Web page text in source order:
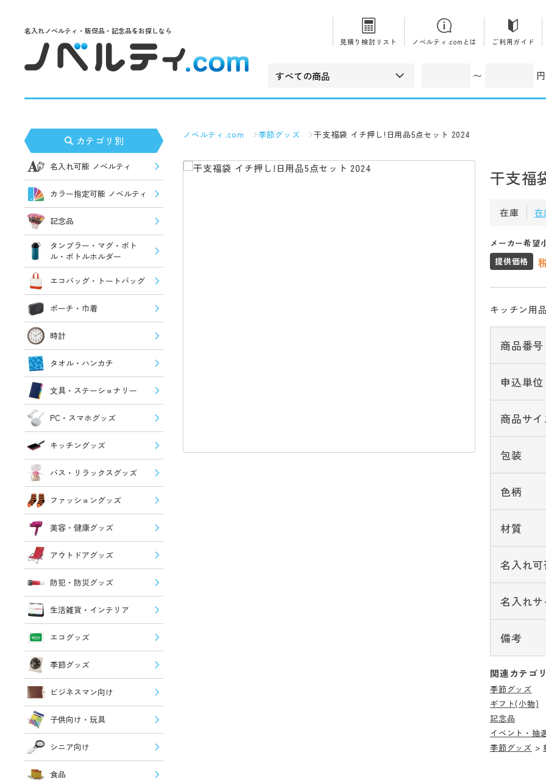
名入れノベルティ・販促品・記念品をお探しなら
見積り検討リスト
ノベルティ.comとは ご利用ガイド
〜 円
カテゴリ別
名入れ可能 ノベルティ
カラー指定可能 ノベルティ
記念品
タンブラー・マグ・ボト
ル・ボトルホルダー
エコバッグ・トートバッグ
ポーチ・巾着
時計
タオル・ハンカチ
文具・ステーショナリー
PC・スマホグッズ
キッチングッズ
バス・リラックスグッズ
ファッショングッズ
美容・健康グッズ
アウトドアグッズ
防犯・防災グッズ
生活雑貨・インテリア
エコグッズ
季節グッズ
ビジネスマン向け
子供向け・玩具
シニア向け
食品
ノベルティ.com 季節グッズ 干支福袋 イチ押し!日用品5点セット 2024
干支福
在庫 在
メーカー希望
提供価格
キッチン用
商品番号
申込単位
商品サ
包装
色柄
材質
名入れ可
名入れ
備考
関連カテゴ
季節グッズ
ギフト(小物)
記念品
イベント・抽
季節グッズ >